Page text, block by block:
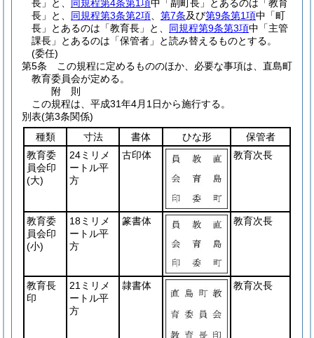
長」と、 同規程第4条第1項中「副町長」とあるのは「教育
長」と、 同規程第3条第2項 第7条及び第9条第1項中「町
長」とあるのは「教育長」と、 同規程第9条第3項中「主管
課長」とあるのは「保管者」と読み替えるものとする。
(委任)
第5条
この規程に定めるもののほか、必要な事項は、直島町
教育委員会が定める。
附 則
この規程は、平成31年4月1日から施行する。
別表(第3条関係)
種類
寸法 書体 ひな形
保管者
教育委
員会印
(大)
24ミリメ
ートル平
方
古印体 教育次長
教育委
員会印
(小)
18ミリメ
ートル平
方
篆書体 教育次長
教育長
印
21ミリメ
ートル平
方
隷書体 教育次長